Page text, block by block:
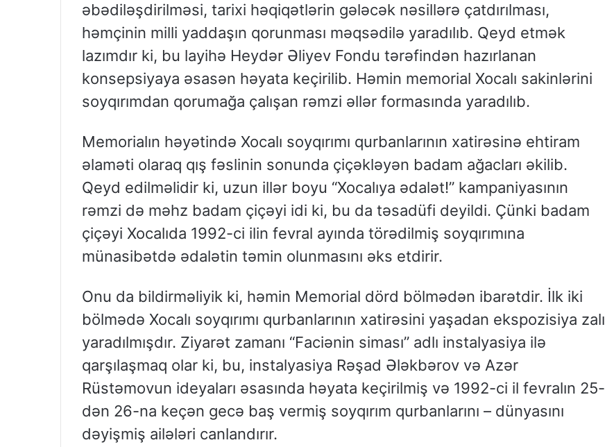
əbədiləşdirilməsi, tarixi həqiqətlərin gələcək nəsillərə çatdırılması,
həmçinin milli yaddaşın qorunması məqsədilə yaradılıb. Qeyd etmək
lazımdır ki, bu layihə Heydər Əliyev Fondu tərəfindən hazırlanan
konsepsiyaya əsasən həyata keçirilib. Həmin memorial Xocalı sakinlərini
soyqırımdan qorumağa çalışan rəmzi əllər formasında yaradılıb.
Memorialın həyətində Xocalı soyqırımı qurbanlarının xatirəsinə ehtiram
əlaməti olaraq qış fəslinin sonunda çiçəkləyən badam ağacları əkilib.
Qeyd edilməlidir ki, uzun illər boyu “Xocalıya ədalət!” kampaniyasının
rəmzi də məhz badam çiçəyi idi ki, bu da təsadüfi deyildi. Çünki badam
çiçəyi Xocalıda 1992-ci ilin fevral ayında törədilmiş soyqırımına
münasibətdə ədalətin təmin olunmasını əks etdirir.
Onu da bildirməliyik ki, həmin Memorial dörd bölmədən ibarətdir. İlk iki
bölmədə Xocalı soyqırımı qurbanlarının xatirəsini yaşadan ekspozisiya zalı
yaradılmışdır. Ziyarət zamanı “Faciənin siması” adlı instalyasiya ilə
qarşılaşmaq olar ki, bu, instalyasiya Rəşad Ələkbərov və Azər
Rüstəmovun ideyaları əsasında həyata keçirilmiş və 1992-ci il fevralın 25-
dən 26-na keçən gecə baş vermiş soyqırım qurbanlarını – dünyasını
dəyişmiş ailələri canlandırır.